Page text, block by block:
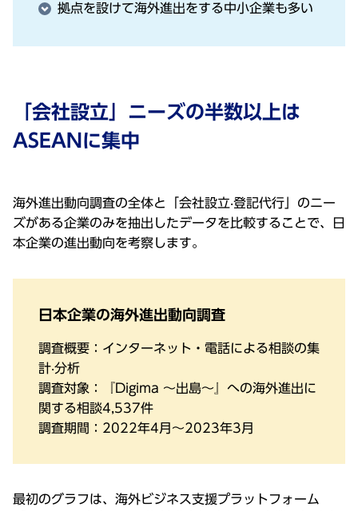
拠点を設けて海外進出をする中⼩企業も多い
「会社設⽴」ニーズの半数以上は
ASEANに集中
海外進出動向調査の全体と「会社設⽴‧登記代⾏」のニー
ズがある企業のみを抽出したデータを⽐較することで、⽇
本企業の進出動向を考察します。
⽇本企業の海外進出動向調査
調査概要：インターネット・電話による相談の集
計‧分析
調査対象：『Digima 〜出島〜』への海外進出に
関する相談4,537件
調査期間：2022年4⽉～2023年3⽉
最初のグラフは、海外ビジネス⽀援プラットフォーム